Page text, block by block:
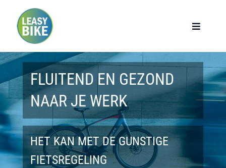
Toggle
Home
Werknemers
Werkgevers
Privé lease
FLUITEND EN GEZOND
NAAR JE WERK
HET KAN MET DE GUNSTIGE
FIETSREGELING